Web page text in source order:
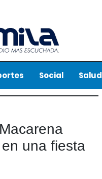
Social Salud
una fiesta